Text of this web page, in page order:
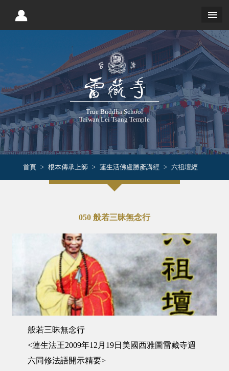
True Buddha School
Taiwan Lei Tsang Temple
首頁 根本傳承上師 蓮生活佛盧勝彥講經 六祖壇經
050 般若三昧無念行
般若三昧無念行
<蓮生法王2009年12月19日美國西雅圖雷藏寺週
六同修法語開示精要>